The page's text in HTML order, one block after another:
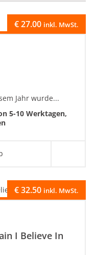
€27.00 inkl. MwSt.
Jahr wurde...
5-10 Werktagen,
I Believe In
€32.50 inkl. MwSt.